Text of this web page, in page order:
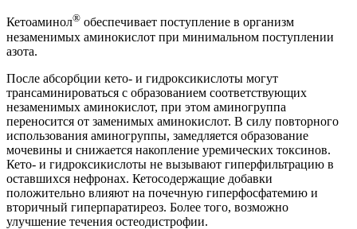
Кетоаминол® обеспечивает поступление в организм
незаменимых аминокислот при минимальном поступлении
азота.
После абсорбции кето- и гидроксикислоты могут
трансаминироваться с образованием соответствующих
незаменимых аминокислот, при этом аминогруппа
переносится от заменимых аминокислот. В силу повторного
использования аминогруппы, замедляется образование
мочевины и снижается накопление уремических токсинов.
Кето- и гидроксикислоты не вызывают гиперфильтрацию в
оставшихся нефронах. Кетосодержащие добавки
положительно влияют на почечную гиперфосфатемию и
вторичный гиперпаратиреоз. Более того, возможно
улучшение течения остеодистрофии.